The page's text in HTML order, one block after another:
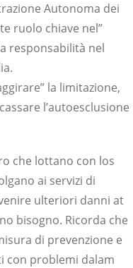
Autonoma dei
ruolo chiave nel”
responsabilità nel
la limitazione,
l’autoesclusione
che lottano con los
ai servizi di
ulteriori danni at
bisogno. Ricorda che
di prevenzione e
con problemi dalam